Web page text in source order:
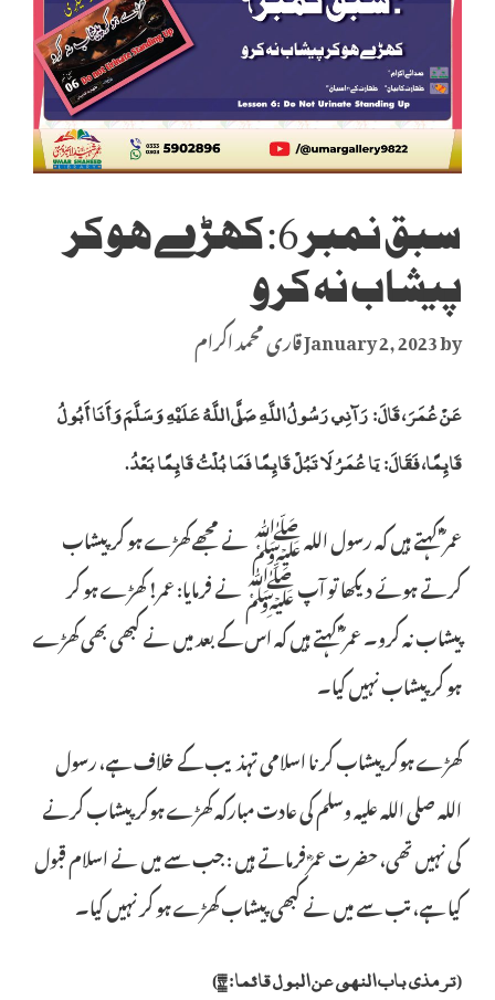
سبق نمبر 6: کھڑے ہو کر
پیشاب نہ کرو
January 2, 2023by قاری محمد اکرام
‏‏‏‏‏‏عَنْ عُمَرَ، ‏‏‏‏‏‏قَالَ: ‏‏‏‏ رَآنِي رَسُولُ اللَّهِ صَلَّى اللَّهُ عَلَيْهِ وَسَلَّمَ وَأَنَا أَبُولُ
قَائِمًا، ‏‏‏‏‏‏فَقَالَ: ‏‏‏‏ يَا عُمَرُ لَا تَبُلْ قَائِمًا فَمَا بُلْتُ قَائِمًا بَعْدُ.
عمر ؓ کہتے ہیں کہ رسول اللہ ﷺ نے مجھے کھڑے ہو کر پیشاب
کرتے ہوئے دیکھا تو آپ ﷺ نے فرمایا: عمر! کھڑے ہو کر
پیشاب نہ کرو۔ عمر ؓ کہتے ہیں کہ اس کے بعد میں نے کبھی بھی کھڑے
ہو کر پیشاب نہیں کیا۔
کھڑے ہوکر پیشاب کرنا اسلامی تہذیب کے خلاف ہے، رسول
اللہ صلی اللہ علیہ وسلم کی عادت مبارکہ کھڑے ہوکر پیشاب کرنے
کی نہیں تھی، حضرت عمرؓ فرماتے ہیں : جب سے میں نے اسلام قبول
کیا ہے، تب سے میں نے کبھی پیشاب کھڑے ہو کر نہیں کیا۔
(ترمذی باب النھی عن البول قائما: ۱۳)